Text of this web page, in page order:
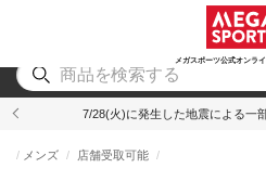
メガスポーツ公式オンラ
アウトドア
7/28(火)に発生した地震による一
メンズ 店舗受取可能